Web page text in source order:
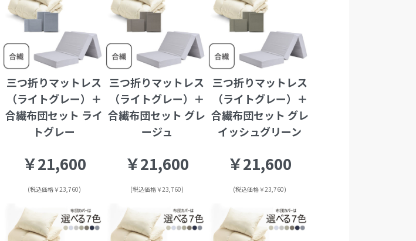
三つ折りマットレス
（ライトグレー）＋
合繊布団セット ライ
トグレー
￥21,600
(税込価格￥23,760)
三つ折りマットレス
（ライトグレー）＋
合繊布団セット グレ
ージュ
￥21,600
(税込価格￥23,760)
三つ折りマットレス
（ライトグレー）＋
合繊布団セット グレ
イッシュグリーン
￥21,600
(税込価格￥23,760)